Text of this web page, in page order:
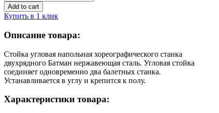
Add to cart
Купить в 1 клик
Описание товара:
Стойка угловая напольная хореографического станка
двухрядного Батман нержавеющая сталь. Угловая стойка
соединяет одновременно два балетных станка.
Устанавливается в углу и крепится к полу.
Характеристики товара: